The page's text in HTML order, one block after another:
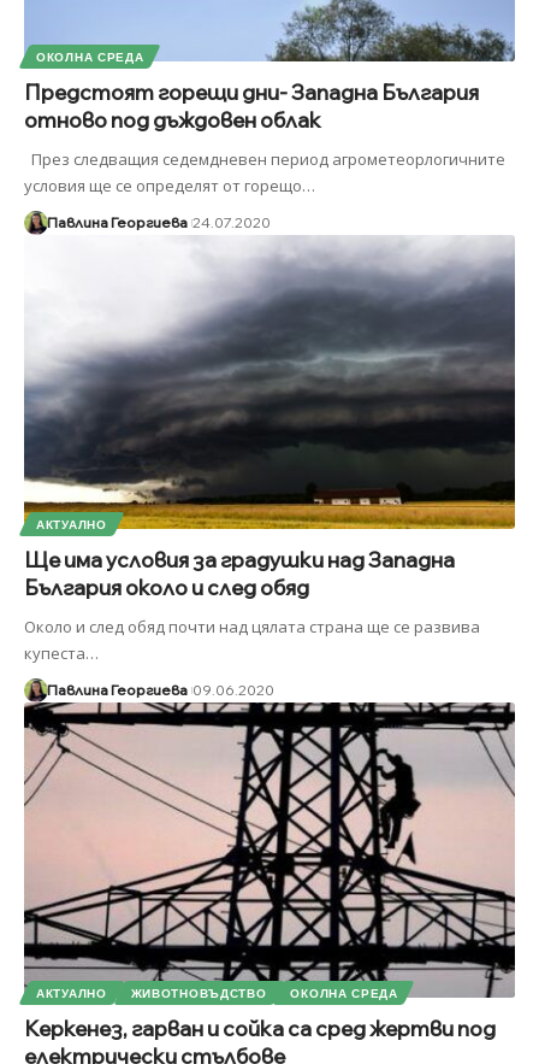
ОКОЛНА СРЕДА
Предстоят горещи дни- Западна България
отново под дъждовен облак
През следващия седемдневен период агрометеорлогичните
условия ще се определят от горещо…
Павлина Георгиева 24.07.2020
АКТУАЛНО
Ще има условия за градушки над Западна
България около и след обяд
Около и след обяд почти над цялата страна ще се развива
купеста…
Павлина Георгиева 09.06.2020
АКТУАЛНО ЖИВОТНОВЪДСТВО ОКОЛНА СРЕДА
Керкенез, гарван и сойка са сред жертви под
електрически стълбове